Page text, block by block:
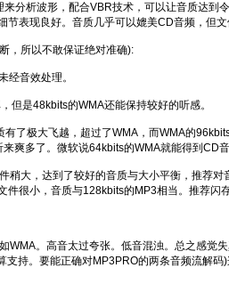
析波形，配合VBR技术，可以让音质达到
表现良好。音质几乎可以媲美CD音频，但文
，所以不敢保证绝对准确):
音效处理。
是48kbits的WMA还能保持较好的听感。
极大飞越，超过了WMA，而WMA的
爽多了。微软说64kbits的WMA就能得到CD
，达到了较好的音质与大小平衡，推荐
很小，音质与128kbits的MP3相当。推荐闪
。高音太过夸张。低音混浊。总之感觉
持。要能正确对MP3PRO的两条音频流解